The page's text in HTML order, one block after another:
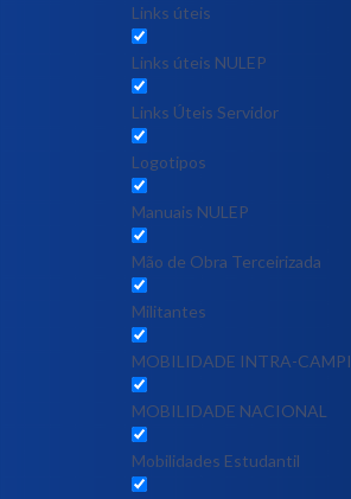
Links úteis
Links úteis NULEP
Links Úteis Servidor
Logotipos
Manuais NULEP
Mão de Obra Terceirizada
Militantes
MOBILIDADE INTRA-CAMPI
MOBILIDADE NACIONAL
Mobilidades Estudantil